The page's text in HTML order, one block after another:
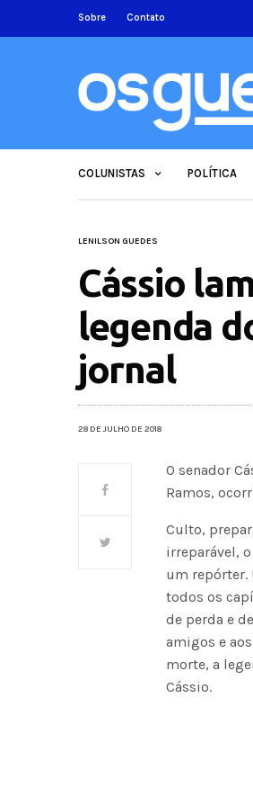
Sobre Contato
COLUNISTAS POLÍTICA
LENILSON GUEDES
Cássio
legenda
jornal
28 DE JULHO DE 2018
O senador
Ramos,
Culto,
irreparável,
um repórter.
todos os
de perda e
amigos e
morte, a
Cássio.